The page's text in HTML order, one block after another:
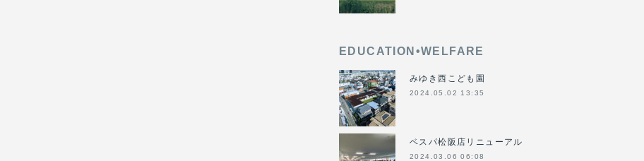
EDUCATION•WELFARE
みゆき西こども園
2024.05.02 13:35
ベスパ松阪店リニューアル
2024.03.06 06:08